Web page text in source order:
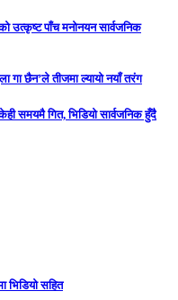
उत्कृष्ट पाँच मनोनयन सार्वजनिक
गा छैन’ले तीजमा ल्यायो नयाँ तरंग
समयमै गित, भिडियो सार्वजनिक हुँदै
भिडियो सहित